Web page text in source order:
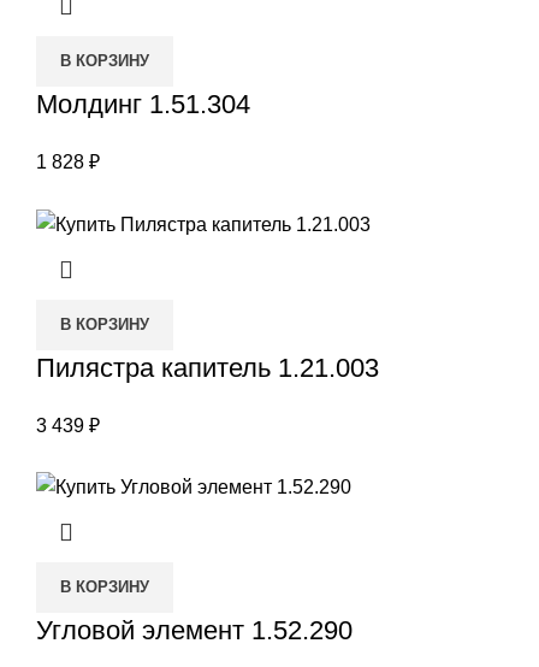
В КОРЗИНУ
Молдинг 1.51.304
1 828 ₽
В КОРЗИНУ
Пилястра капитель 1.21.003
3 439 ₽
В КОРЗИНУ
Угловой элемент 1.52.290